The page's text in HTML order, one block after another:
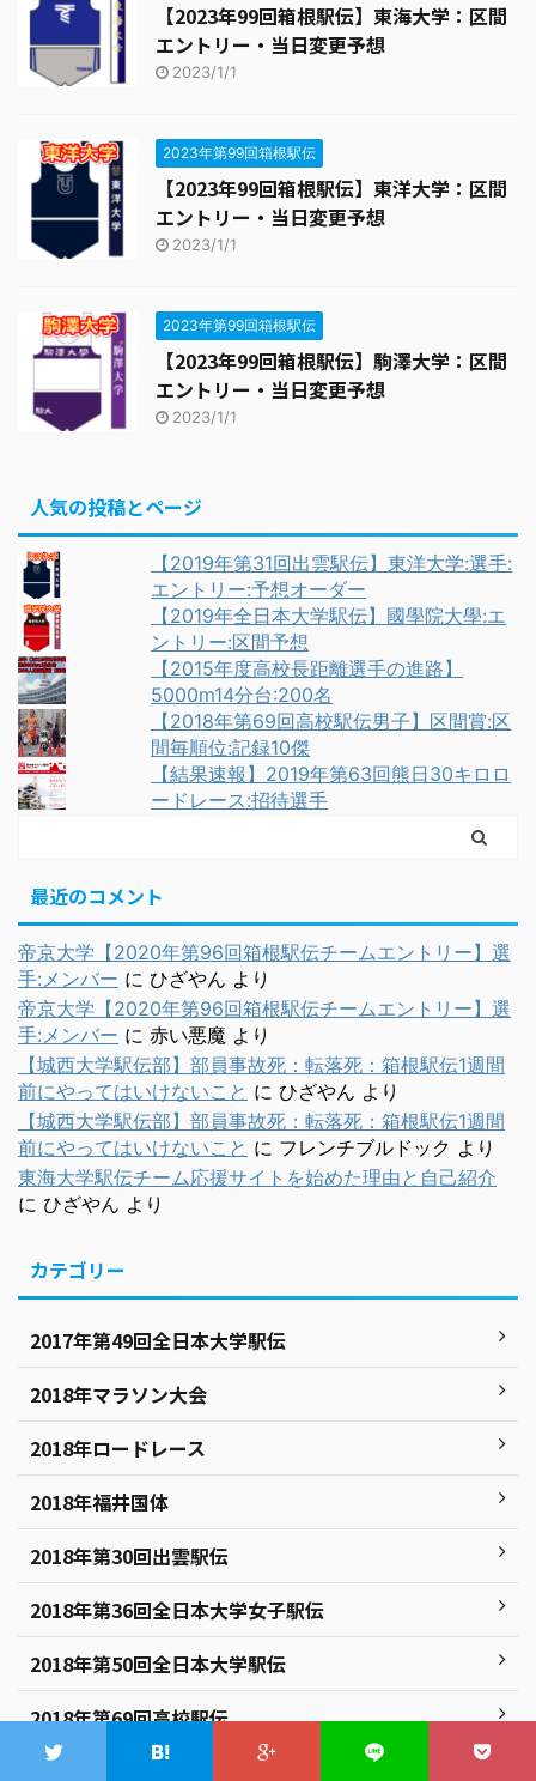
【2023年99回箱根駅伝】東海大学：区間
エントリー・当日変更予想
2023/1/1
2023年第99回箱根駅伝
【2023年99回箱根駅伝】東洋大学：区間
エントリー・当日変更予想
2023/1/1
2023年第99回箱根駅伝
【2023年99回箱根駅伝】駒澤大学：区間
エントリー・当日変更予想
2023/1/1
人気の投稿とページ
【2019年第31回出雲駅伝】東洋大学:選手:
エントリー:予想オーダー
【2019年全日本大学駅伝】國學院大學:エ
ントリー:区間予想
【2015年度高校長距離選手の進路】
5000m14分台:200名
【2018年第69回高校駅伝男子】区間賞:区
間毎順位:記録10傑
【結果速報】2019年第63回熊日30キロロ
ードレース:招待選手
最近のコメント
帝京大学【2020年第96回箱根駅伝チームエントリー】選
手:メンバー に ひざやん より
帝京大学【2020年第96回箱根駅伝チームエントリー】選
手:メンバー に 赤い悪魔 より
【城西大学駅伝部】部員事故死：転落死：箱根駅伝1週間
前にやってはいけないこと に ひざやん より
【城西大学駅伝部】部員事故死：転落死：箱根駅伝1週間
前にやってはいけないこと に フレンチブルドック より
東海大学駅伝チーム応援サイトを始めた理由と自己紹介
に ひざやん より
カテゴリー
2017年第49回全日本大学駅伝
2018年マラソン大会
2018年ロードレース
2018年福井国体
2018年第30回出雲駅伝
2018年第36回全日本大学女子駅伝
2018年第50回全日本大学駅伝
2018年第69回高校駅伝